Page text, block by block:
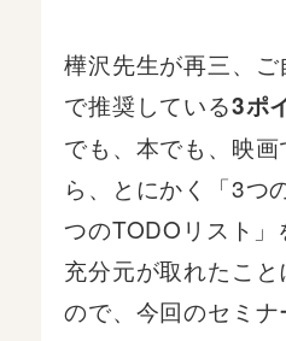
樺沢先生が再三、
で推奨している3ポ
でも、本でも、映
ら、とにかく「3つ
つのTODOリスト」
充分元が取れたこ
ので、今回のセミ